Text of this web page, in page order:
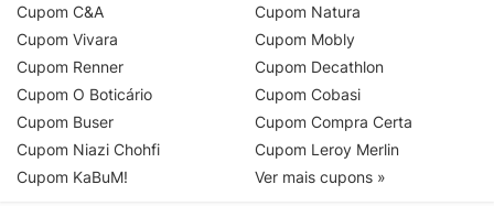
Cupom C&A
Cupom Vivara
Cupom Renner
Cupom O Boticário
Cupom Buser
Cupom Niazi Chohfi
Cupom KaBuM!
Cupom Natura
Cupom Mobly
Cupom Decathlon
Cupom Cobasi
Cupom Compra Certa
Cupom Leroy Merlin
Ver mais cupons »